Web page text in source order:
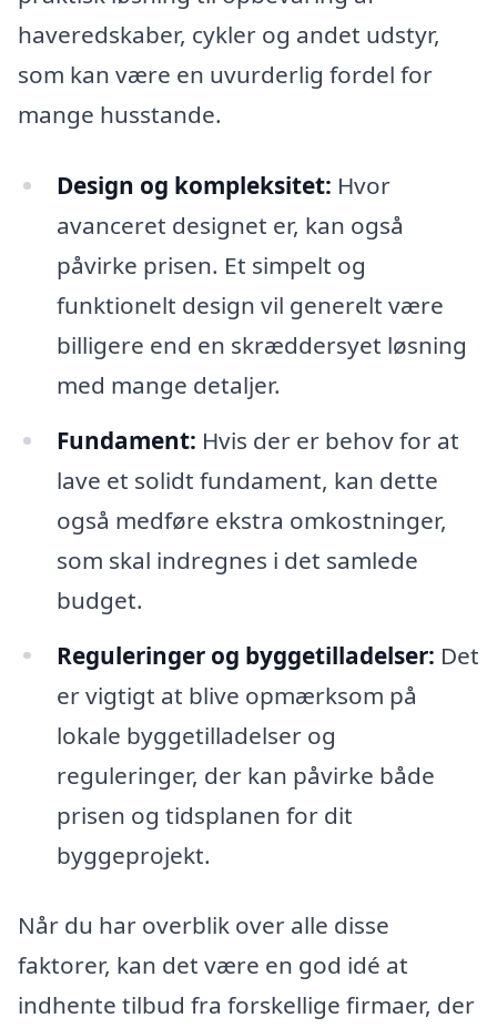
haveredskaber, cykler og andet udstyr,
som kan være en uvurderlig fordel for
mange husstande.
Design og kompleksitet: Hvor
avanceret designet er, kan også
påvirke prisen. Et simpelt og
funktionelt design vil generelt være
billigere end en skræddersyet løsning
med mange detaljer.
Fundament: Hvis der er behov for at
lave et solidt fundament, kan dette
også medføre ekstra omkostninger,
som skal indregnes i det samlede
budget.
Reguleringer og byggetilladelser: Det
er vigtigt at blive opmærksom på
lokale byggetilladelser og
reguleringer, der kan påvirke både
prisen og tidsplanen for dit
byggeprojekt.
Når du har overblik over alle disse
faktorer, kan det være en god idé at
indhente tilbud fra forskellige firmaer, der